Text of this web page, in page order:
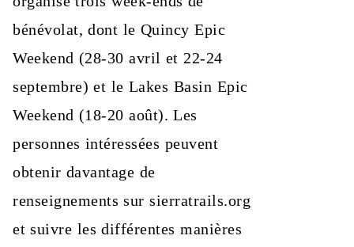
bénévolat, dont le Quincy Epic
Weekend (28-30 avril et 22-24
septembre) et le Lakes Basin Epic
Weekend (18-20 août). Les
personnes intéressées peuvent
obtenir davantage de
renseignements sur sierratrails.org
et suivre les différentes manières